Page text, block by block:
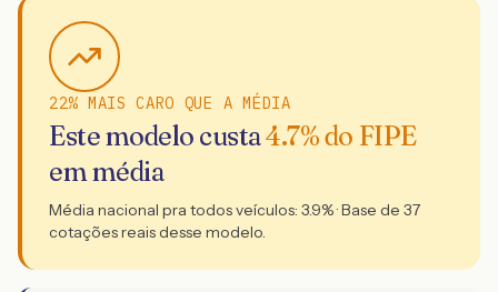
22% MAIS CARO QUE A MÉDIA
Este modelo custa4.7% do FIPE
em média
Média nacional pra todos veículos: 3.9% · Base de 37
cotações reais desse modelo.